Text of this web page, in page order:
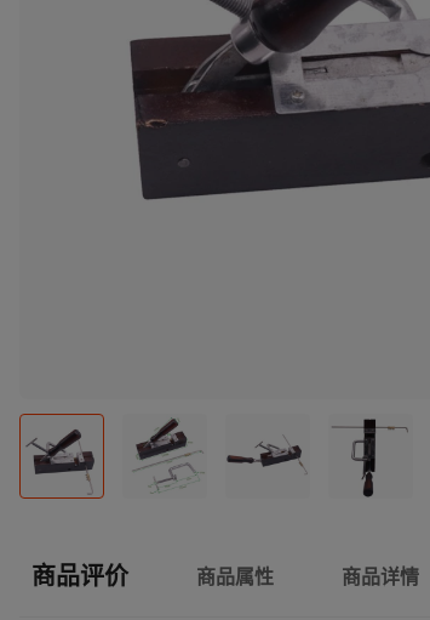
商品评价 商品属性 商品详情